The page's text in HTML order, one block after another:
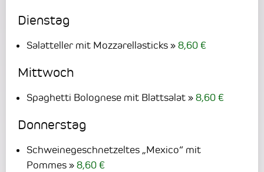
Dienstag
Salatteller mit Mozzarellasticks 8,60 €
Mittwoch
Spaghetti Bolognese mit Blattsalat 8,60 €
Donnerstag
Schweinegeschnetzeltes „Mexico“ mit
Pommes
8,60 €